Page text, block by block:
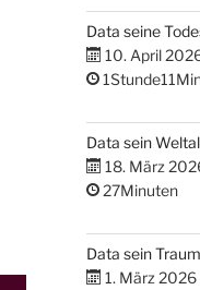
Data seine
10. April
Data sein
18. März
27Minuten
Data sein
1. März 2026